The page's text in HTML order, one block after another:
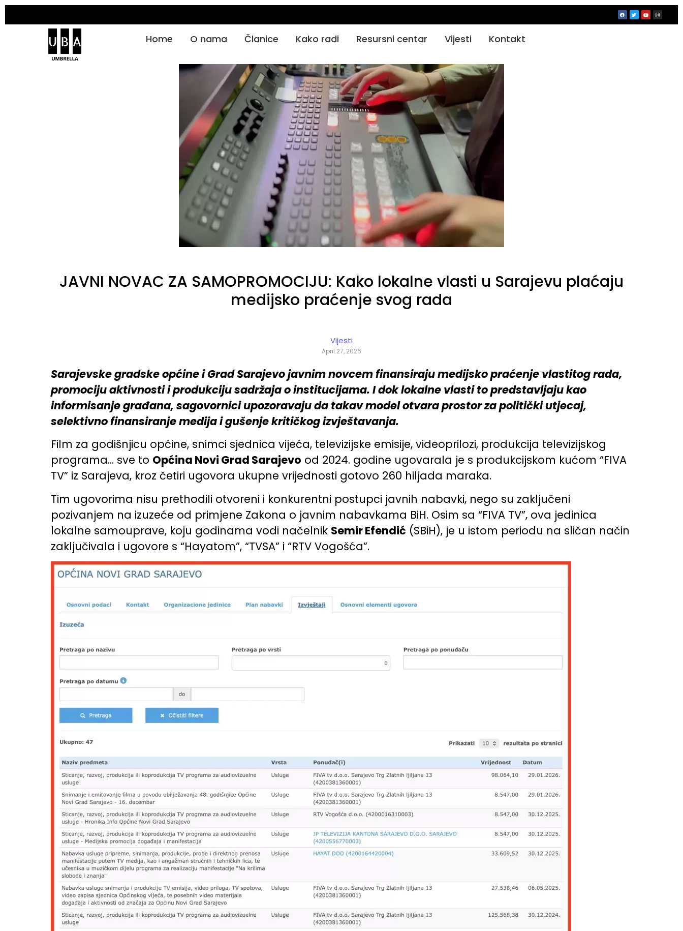
Home O nama Članice Kako radi Resursni centar Vijesti Kontakt
JAVNI NOVAC ZA SAMOPROMOCIJU: Kako lokalne vlasti u Sarajevu plaćaju
medijsko praćenje svog rada
Vijesti
April 27, 2026
Sarajevske gradske općine i Grad Sarajevo javnim novcem finansiraju medijsko praćenje vlastitog rada,
promociju aktivnosti i produkciju sadržaja o institucijama. I dok lokalne vlasti to predstavljaju kao
informisanje građana, sagovornici upozoravaju da takav model otvara prostor za politički utjecaj,
selektivno finansiranje medija i gušenje kritičkog izvještavanja.
Film za godišnjicu općine, snimci sjednica vijeća, televizijske emisije, videoprilozi, produkcija televizijskog
programa… sve to Općina Novi Grad Sarajevo od 2024. godine ugovarala je s produkcijskom kućom “FIVA
TV” iz Sarajeva, kroz četiri ugovora ukupne vrijednosti gotovo 260 hiljada maraka.
Tim ugovorima nisu prethodili otvoreni i konkurentni postupci javnih nabavki, nego su zaključeni
pozivanjem na izuzeće od primjene Zakona o javnim nabavkama BiH. Osim sa “FIVA TV”, ova jedinica
lokalne samouprave, koju godinama vodi načelnik Semir Efendić (SBiH), je u istom periodu na sličan način
zaključivala i ugovore s “Hayatom”, “TVSA” i “RTV Vogošća”.